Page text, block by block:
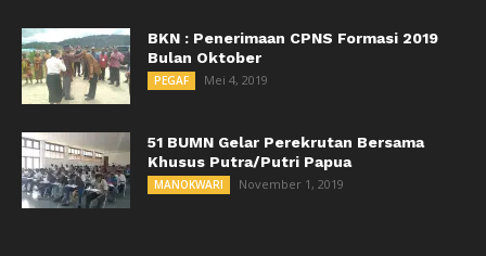
BKN : Penerimaan CPNS Formasi 2019
Bulan Oktober
PEGAF Mei 4, 2019
51 BUMN Gelar Perekrutan Bersama
Khusus Putra/Putri Papua
MANOKWARI November 1, 2019